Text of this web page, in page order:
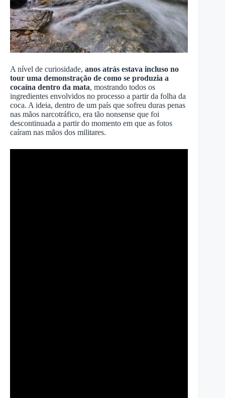
A nível de curiosidade, anos atrás estava incluso no
tour uma demonstração de como se produzia a
cocaína dentro da mata, mostrando todos os
ingredientes envolvidos no processo a partir da folha da
coca. A ideia, dentro de um país que sofreu duras penas
nas mãos narcotráfico, era tão nonsense que foi
descontinuada a partir do momento em que as fotos
caíram nas mãos dos militares.